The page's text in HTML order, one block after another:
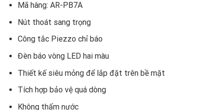
Mã hàng: AR-PB7A
Nút thoát sang trọng
Công tắc Piezzo chỉ báo
Đèn báo vòng LED hai màu
Thiết kế siêu mỏng để lắp đặt trên bề mặt
Tích hợp bảo vệ quá dòng
Không thấm nước